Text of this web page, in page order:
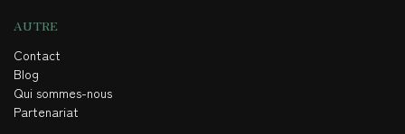
AUTRE
Contact
Blog
Qui sommes-nous
Partenariat